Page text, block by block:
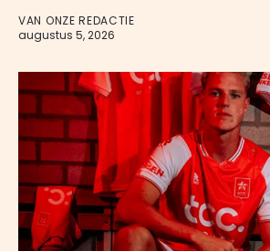
VAN ONZE REDACTIE
augustus 5, 2026